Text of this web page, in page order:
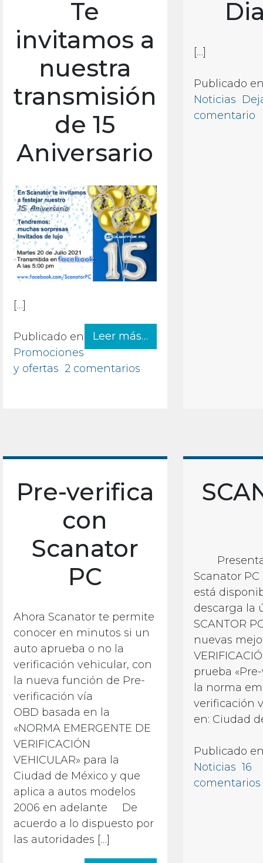
Te
invitamos a
nuestra
transmisión
de 15
Aniversario
[…]
Leer más…
Publicado en
Promociones
y ofertas 2 comentariosen Te invitamos a
[…]
Publicado
Noticias
comentario
Pre-verifica
con
Scanator
PC
Ahora Scanator te permite
conocer en minutos si un
auto aprueba o no la
verificación vehicular, con
la nueva función de Pre-
verificación vía
OBD basada en la
«NORMA EMERGENTE DE
VERIFICACIÓN
VEHICULAR» para la
Ciudad de México y que
aplica a autos modelos
2006 en adelante De
acuerdo a lo dispuesto por
las autoridades […]
Scanator
está
descarga la
SCANTOR
nuevas
prueba
la norma
verificación
en: Ciudad
Publicado
Noticias 16
comentarios